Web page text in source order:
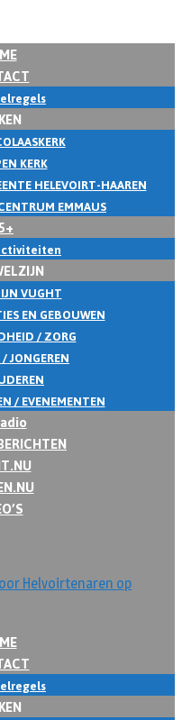
KERK
HELEVOIRT-HAAREN
EMMAUS
VUGHT
EN GEBOUWEN
/ ZORG
JONGEREN
/ EVENEMENTEN